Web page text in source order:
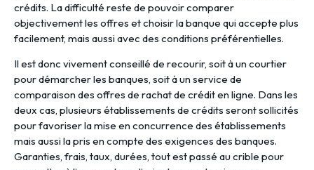
crédits. La difficulté reste de pouvoir comparer
objectivement les offres et choisir la banque qui accepte plus
facilement, mais aussi avec des conditions préférentielles.
Il est donc vivement conseillé de recourir, soit à un courtier
pour démarcher les banques, soit à un service de
comparaison des offres de rachat de crédit en ligne. Dans les
deux cas, plusieurs établissements de crédits seront sollicités
pour favoriser la mise en concurrence des établissements
mais aussi la pris en compte des exigences des banques.
Garanties, frais, taux, durées, tout est passé au crible pour